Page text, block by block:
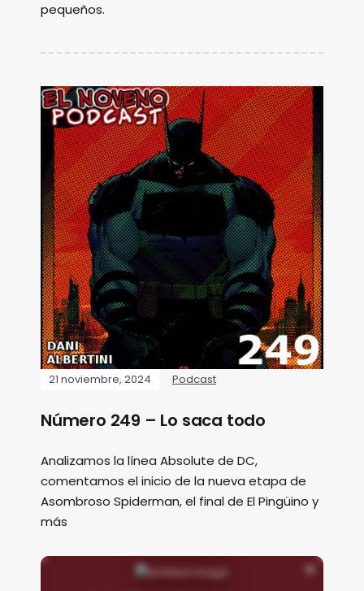
pequeños.
21 noviembre, 2024 Podcast
Número 249 – Lo saca todo
Analizamos la línea Absolute de DC,
comentamos el inicio de la nueva etapa de
Asombroso Spiderman, el final de El Pingüino y
más